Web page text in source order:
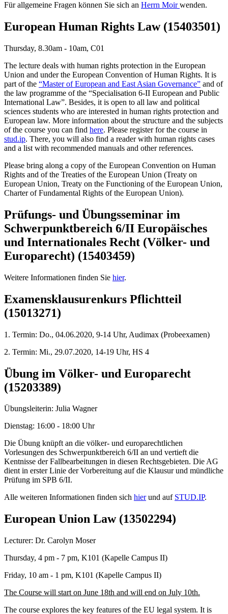
Für allgemeine Fragen können Sie sich an Herrn Moirwenden.
European Human Rights Law (15403501)
Thursday, 8.30am - 10am, C01
The lecture deals with human rights protection in the European
Union and under the European Convention of Human Rights. It is
part of the “Master of European and East Asian Governance” and of
the law programme of the “Specialisation 6-II European and Public
International Law”. Besides, it is open to all law and political
sciences students who are interested in human rights protection and
European law. More information about the structure and the subjects
of the course you can find here. Please register for the course in
stud.ip. There, you will also find a reader with human rights cases
and a list with recommended manuals and other references.
Please bring along a copy of the European Convention on Human
Rights and of the Treaties of the European Union (Treaty on
European Union, Treaty on the Functioning of the European Union,
Charter of Fundamental Rights of the European Union).
Prüfungs- und Übungsseminar im
Schwerpunktbereich 6/II Europäisches
und Internationales Recht (Völker- und
Europarecht) (15403459)
Weitere Informationen finden Sie hier.
Examensklausurenkurs Pflichtteil
(15013271)
1. Termin: Do., 04.06.2020, 9-14 Uhr, Audimax (Probeexamen)
2. Termin: Mi., 29.07.2020, 14-19 Uhr, HS 4
Übung im Völker- und Europarecht
(15203389)
Übungsleiterin: Julia Wagner
Dienstag: 16:00 - 18:00 Uhr
Die Übung knüpft an die völker- und europarechtlichen
Vorlesungen des Schwerpunktbereich 6/II an und vertieft die
Kentnisse der Fallbearbeitungen in diesen Rechtsgebieten. Die AG
dient in erster Linie der Vorbereitung auf die Klausur und mündliche
Prüfung im SPB 6/II.
Alle weiteren Informationen finden sich hierund auf STUD.IP.
European Union Law (13502294)
Lecturer: Dr. Carolyn Moser
Thursday, 4 pm - 7 pm, K101 (Kapelle Campus II)
Friday, 10 am - 1 pm, K101 (Kapelle Campus II)
The Course will start on June 18th and will end on July 10th.
The course explores the key features of the EU legal system. It is